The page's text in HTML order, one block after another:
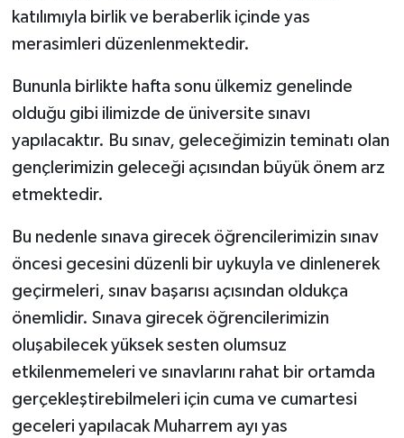
katılımıyla birlik ve beraberlik içinde yas
merasimleri düzenlenmektedir.
Bununla birlikte hafta sonu ülkemiz genelinde
olduğu gibi ilimizde de üniversite sınavı
yapılacaktır. Bu sınav, geleceğimizin teminatı olan
gençlerimizin geleceği açısından büyük önem arz
etmektedir.
Bu nedenle sınava girecek öğrencilerimizin sınav
öncesi gecesini düzenli bir uykuyla ve dinlenerek
geçirmeleri, sınav başarısı açısından oldukça
önemlidir. Sınava girecek öğrencilerimizin
oluşabilecek yüksek sesten olumsuz
etkilenmemeleri ve sınavlarını rahat bir ortamda
gerçekleştirebilmeleri için cuma ve cumartesi
geceleri yapılacak Muharrem ayı yas